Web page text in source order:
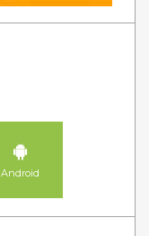
Android